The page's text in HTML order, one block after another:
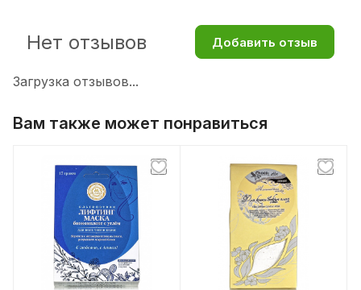
Загрузка отзывов...
Нет отзывов Добавить отзыв
Вам также может понравиться